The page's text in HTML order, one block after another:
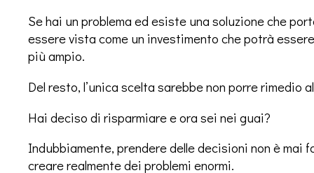
Se hai un problema ed esiste una soluzione che
essere vista come un investimento che potrà
più ampio.
Del resto, l’unica scelta sarebbe non porre rimedio
Hai deciso di risparmiare e ora sei nei guai?
Indubbiamente, prendere delle decisioni non è mai
creare realmente dei problemi enormi.